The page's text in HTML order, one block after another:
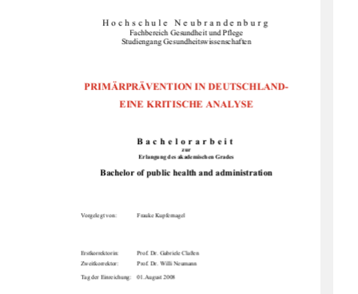
Hochschule Neubrandenburg
Fachbereich Gesundheit und Pflege
Studiengang Gesundheitswissenschaften
PRIMÄRPRÄVENTION IN DEUTSCHLAND-
EINE KRITISCHE ANALYSE
Bachelorarbeit
zur
Erlangung des akademischen Grades
Bachelor of public health and administration
Vorgelegt von: Frauke Kupfernagel
Erstkorrektorin: Prof. Dr. Gabriele Claßen
Zweitkorrektor: Prof. Dr. Willi Neumann
Tag der Einreichung:    01.August 2008